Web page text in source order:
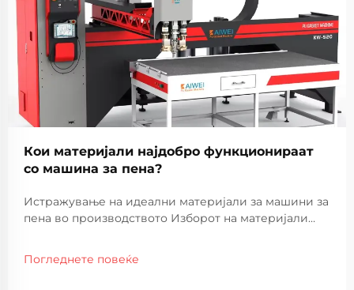
Кои материјали најдобро функционираат
со машина за пена?
Истражување на идеални материјали за машини за
пена во производството Изборот на материјали
фактор кој влијае на квалитетот, ефикасноста и
трајноста на крајниот производ. Различни
Погледнете повеќе